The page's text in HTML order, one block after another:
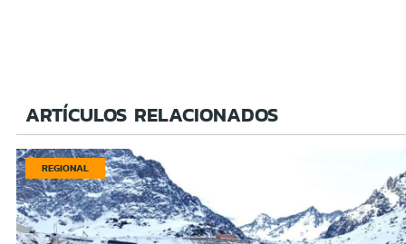
ARTÍCULOS RELACIONADOS
REGIONAL